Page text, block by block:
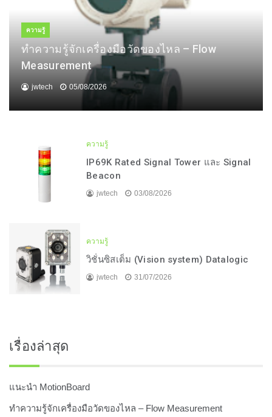
ความรู้
ทำความรู้จักเครื่องมือวัดของไหล – Flow
Measurement
jwtech 05/08/2026
ความรู้
IP69K Rated Signal Tower และ Signal
Beacon
jwtech 03/08/2026
ความรู้
วิชั่นซิสเต็ม (Vision system) Datalogic
jwtech 31/07/2026
เรื่องล่าสุด
แนะนำ MotionBoard
ทำความรู้จักเครื่องมือวัดของไหล – Flow Measurement